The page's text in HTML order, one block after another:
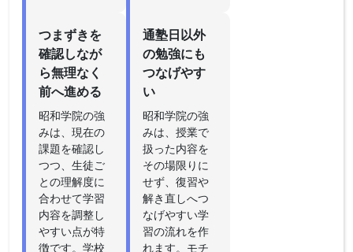
つまずきを
確認しなが
ら無理なく
前へ進める
昭和学院の強
みは、現在の
課題を確認し
つつ、生徒ご
との理解度に
合わせて学習
内容を調整し
やすい点が特
徴です。学校
通塾日以外
の勉強にも
つなげやす
い
昭和学院の強
みは、授業で
扱った内容を
その場限りに
せず、復習や
解き直しへつ
なげやすい学
習の流れを作
れます。モチ